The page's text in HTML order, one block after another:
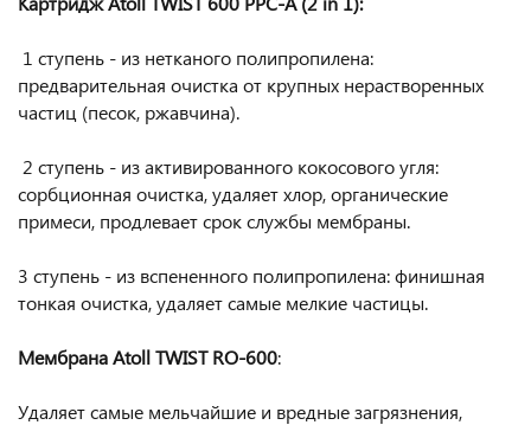
1 ступень - из нетканого полипропилена:
предварительная очистка от крупных нерастворенных
частиц (песок, ржавчина).
2 ступень - из активированного кокосового угля:
сорбционная очистка, удаляет хлор, органические
примеси, продлевает срок службы мембраны.
3 ступень - из вспененного полипропилена: финишная
тонкая очистка, удаляет самые мелкие частицы.
Мембрана Atoll TWIST RO-600:
Удаляет самые мельчайшие и вредные загрязнения,